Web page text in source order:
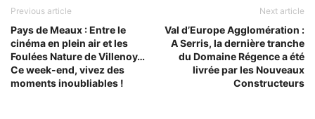
Previous article
Pays de Meaux : Entre le
cinéma en plein air et les
Foulées Nature de Villenoy…
Ce week-end, vivez des
moments inoubliables !
Next article
Val d’Europe Agglomération :
A Serris, la dernière tranche
du Domaine Régence a été
livrée par les Nouveaux
Constructeurs